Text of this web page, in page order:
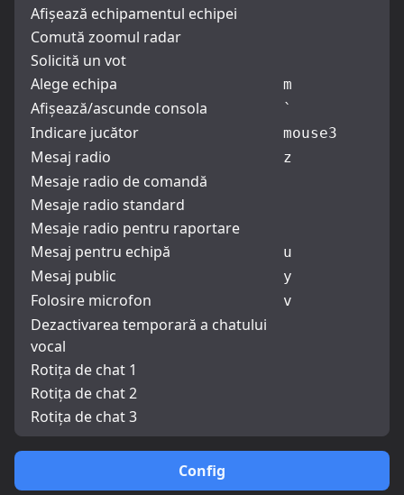
Config
Afișează echipamentul echipei
Comută zoomul radar
Solicită un vot
Alege echipa
m
Afișează/ascunde consola `
Indicare jucător mouse3
Mesaj radio z
Mesaje radio de comandă
Mesaje radio standard
Mesaje radio pentru raportare
Mesaj pentru echipă
u
Mesaj public y
Folosire microfon v
Dezactivarea temporară a chatului
vocal
Rotița de chat 1
Rotița de chat 2
Rotița de chat 3